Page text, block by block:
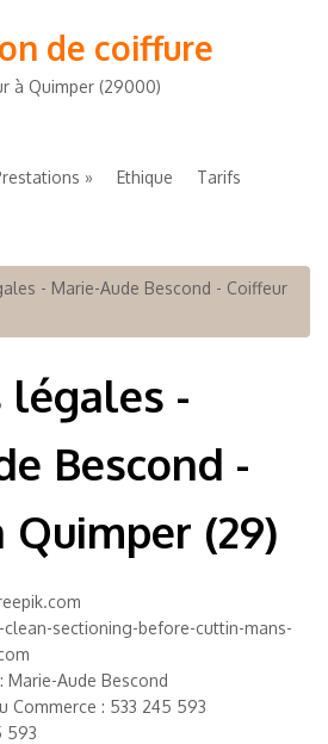
de coiffure
à Quimper (29000)
Ethique Tarifs
- Marie-Aude Bescond - Coiffeur
légales -
Bescond -
Quimper (29)
clean-sectioning-before-cuttin-mans-
Marie-Aude Bescond
Commerce : 533 245 593
593